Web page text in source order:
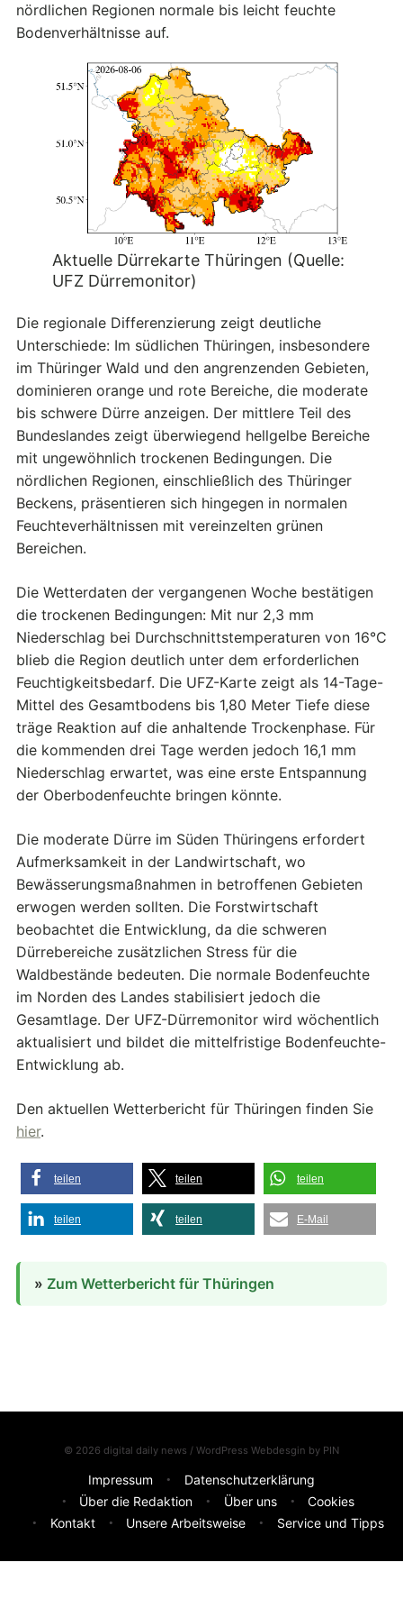
nördlichen Regionen normale bis leicht feuchte
Bodenverhältnisse auf.
Aktuelle Dürrekarte Thüringen (Quelle:
UFZ Dürremonitor)
Die regionale Differenzierung zeigt deutliche
Unterschiede: Im südlichen Thüringen, insbesondere
im Thüringer Wald und den angrenzenden Gebieten,
dominieren orange und rote Bereiche, die moderate
bis schwere Dürre anzeigen. Der mittlere Teil des
Bundeslandes zeigt überwiegend hellgelbe Bereiche
mit ungewöhnlich trockenen Bedingungen. Die
nördlichen Regionen, einschließlich des Thüringer
Beckens, präsentieren sich hingegen in normalen
Feuchteverhältnissen mit vereinzelten grünen
Bereichen.
Die Wetterdaten der vergangenen Woche bestätigen
die trockenen Bedingungen: Mit nur 2,3 mm
Niederschlag bei Durchschnittstemperaturen von 16°C
blieb die Region deutlich unter dem erforderlichen
Feuchtigkeitsbedarf. Die UFZ-Karte zeigt als 14-Tage-
Mittel des Gesamtbodens bis 1,80 Meter Tiefe diese
träge Reaktion auf die anhaltende Trockenphase. Für
die kommenden drei Tage werden jedoch 16,1 mm
Niederschlag erwartet, was eine erste Entspannung
der Oberbodenfeuchte bringen könnte.
Die moderate Dürre im Süden Thüringens erfordert
Aufmerksamkeit in der Landwirtschaft, wo
Bewässerungsmaßnahmen in betroffenen Gebieten
erwogen werden sollten. Die Forstwirtschaft
beobachtet die Entwicklung, da die schweren
Dürrebereiche zusätzlichen Stress für die
Waldbestände bedeuten. Die normale Bodenfeuchte
im Norden des Landes stabilisiert jedoch die
Gesamtlage. Der UFZ-Dürremonitor wird wöchentlich
aktualisiert und bildet die mittelfristige Bodenfeuchte-
Entwicklung ab.
Den aktuellen Wetterbericht für Thüringen finden Sie
hier.
teilen teilen teilen
teilen teilen E-Mail
» Zum Wetterbericht für Thüringen
© 2026 digital daily news / WordPress Webdesgin by PIN
Impressum
Datenschutzerklärung
Über die Redaktion
Über uns
Cookies
Kontakt
Unsere Arbeitsweise Service und Tipps